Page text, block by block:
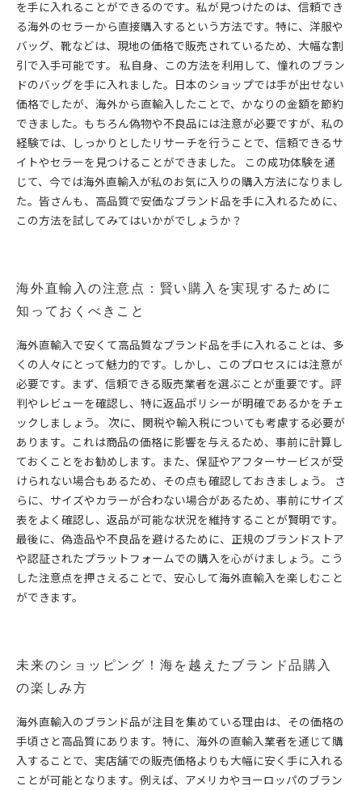
を手に入れることができるのです。私が見つけたのは、信頼でき
る海外のセラーから直接購入するという方法です。特に、洋服や
バッグ、靴などは、現地の価格で販売されているため、大幅な割
引で入手可能です。 私自身、この方法を利用して、憧れのブラン
ドのバッグを手に入れました。日本のショップでは手が出せない
価格でしたが、海外から直輸入したことで、かなりの金額を節約
できました。もちろん偽物や不良品には注意が必要ですが、私の
経験では、しっかりとしたリサーチを行うことで、信頼できるサ
イトやセラーを見つけることができました。 この成功体験を通
じて、今では海外直輸入が私のお気に入りの購入方法になりまし
た。皆さんも、高品質で安価なブランド品を手に入れるために、
この方法を試してみてはいかがでしょうか？
海外直輸入の注意点：賢い購入を実現するために
知っておくべきこと
海外直輸入で安くて高品質なブランド品を手に入れることは、多
くの人々にとって魅力的です。しかし、このプロセスには注意が
必要です。まず、信頼できる販売業者を選ぶことが重要です。評
判やレビューを確認し、特に返品ポリシーが明確であるかをチェ
ックしましょう。 次に、関税や輸入税についても考慮する必要が
あります。これは商品の価格に影響を与えるため、事前に計算し
ておくことをお勧めします。また、保証やアフターサービスが受
けられない場合もあるため、その点も確認しておきましょう。 さ
らに、サイズやカラーが合わない場合があるため、事前にサイズ
表をよく確認し、返品が可能な状況を維持することが賢明です。
最後に、偽造品や不良品を避けるために、正規のブランドストア
や認証されたプラットフォームでの購入を心がけましょう。こう
した注意点を押さえることで、安心して海外直輸入を楽しむこと
ができます。
未来のショッピング！海を越えたブランド品購入
の楽しみ方
海外直輸入のブランド品が注目を集めている理由は、その価格の
手頃さと高品質にあります。特に、海外の直輸入業者を通じて購
入することで、実店舗での販売価格よりも大幅に安く手に入れる
ことが可能となります。例えば、アメリカやヨーロッパのブラン